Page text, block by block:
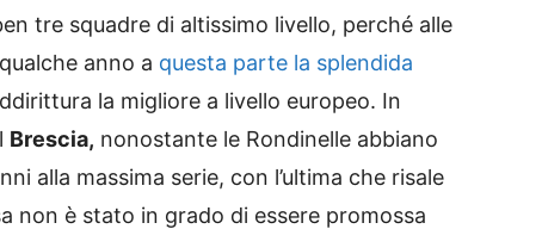
tre squadre di altissimo livello, perché alle
anno a questa parte la splendida
la migliore a livello europeo. In
Brescia, nonostante le Rondinelle abbiano
alla massima serie, con l’ultima che risale
non è stato in grado di essere promossa